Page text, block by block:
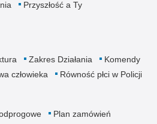
Przyszłość a Ty
Zakres Działania
Komendy
człowieka Równość płci w Policji
Plan zamówień